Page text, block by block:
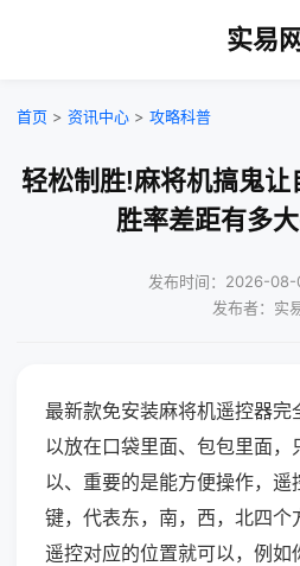
实易网
首页 > 资讯中心 > 攻略科普
轻松制胜!麻将机搞鬼让
胜率差距有多
发布时间：2026-08-
发布者：实
最新款免安装麻将机遥控器完
以放在口袋里面、包包里面，
以、重要的是能方便操作，遥
键，代表东，南，西，北四个
遥控对应的位置就可以，例如